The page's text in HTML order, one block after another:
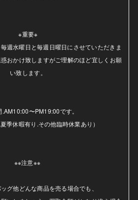
※重要※
週水曜日と毎週日曜日にさせていただきま
おかけ致しますがご理解のほど宜しくお願
い致します。
.AM10:00〜PM19:00です。
夏季休暇有り.その他臨時休業あり）
※※注意※※
グ他どんな商品を売る場合でも、